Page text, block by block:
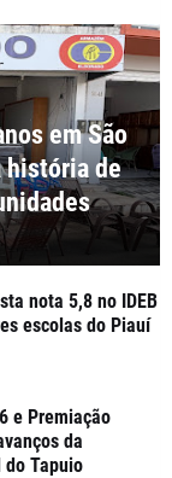
em São
história de
nota 5,8 no IDEB
escolas do Piauí
e Premiação
da
do Tapuio